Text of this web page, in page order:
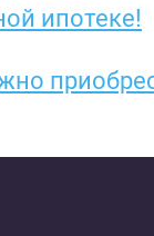
ипотеке!